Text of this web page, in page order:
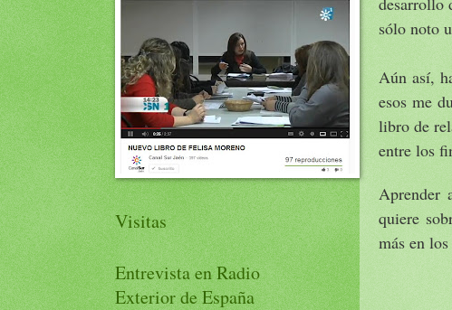
sólo noto
Aún así,
esos me
libro de
entre los
Aprender
quiere
más en
Visitas
Entrevista en Radio
Exterior de España